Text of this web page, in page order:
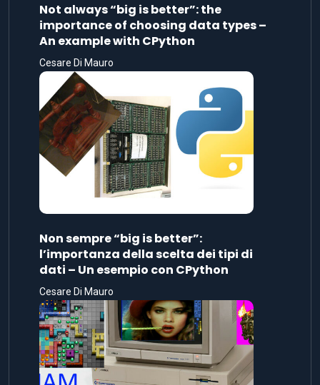
Not always “big is better”: the
importance of choosing data types –
An example with CPython
Cesare Di Mauro
Non sempre “big is better”:
l’importanza della scelta dei tipi di
dati – Un esempio con CPython
Cesare Di Mauro